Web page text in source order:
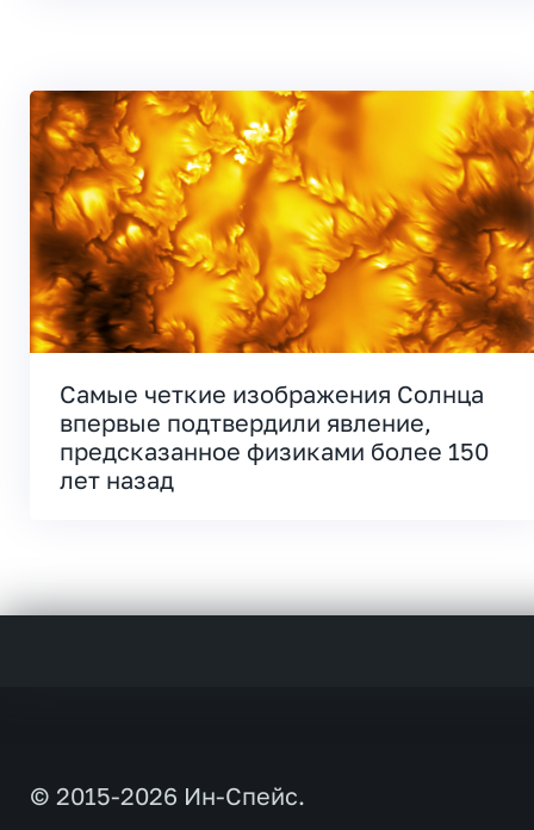
Самые четкие изображения Солнца
впервые подтвердили явление,
предсказанное физиками более 150
лет назад
© 2015-2026 Ин-Спейс.